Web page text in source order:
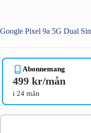
Google Pixel 9a 5G Dual
Abonnemang
499 kr/mån
i 24 mån